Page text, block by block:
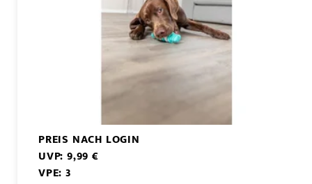
PREIS NACH LOGIN
UVP: 9,99 €
VPE: 3